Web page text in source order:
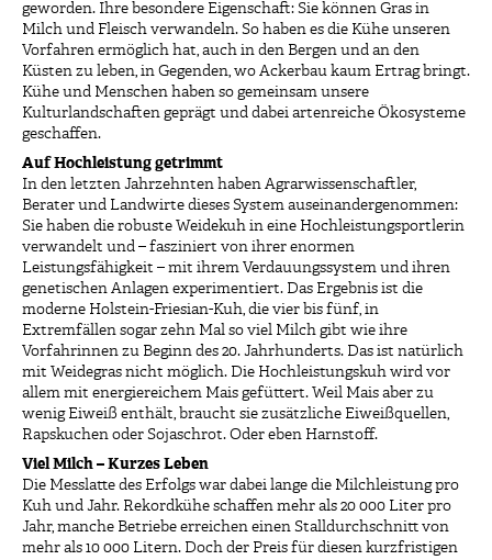
geworden. Ihre besondere Eigenschaft: Sie können Gras in
Milch und Fleisch verwandeln. So haben es die Kühe unseren
Vorfahren ermöglich hat, auch in den Bergen und an den
Küsten zu leben, in Gegenden, wo Ackerbau kaum Ertrag bringt.
Kühe und Menschen haben so gemeinsam unsere
Kulturlandschaften geprägt und dabei artenreiche Ökosysteme
geschaffen.
Auf Hochleistung getrimmt
In den letzten Jahrzehnten haben Agrarwissenschaftler,
Berater und Landwirte dieses System auseinandergenommen:
Sie haben die robuste Weidekuh in eine Hochleistungsportlerin
verwandelt und – fasziniert von ihrer enormen
Leistungsfähigkeit – mit ihrem Verdauungssystem und ihren
genetischen Anlagen experimentiert. Das Ergebnis ist die
moderne Holstein-Friesian-Kuh, die vier bis fünf, in
Extremfällen sogar zehn Mal so viel Milch gibt wie ihre
Vorfahrinnen zu Beginn des 20. Jahrhunderts. Das ist natürlich
mit Weidegras nicht möglich. Die Hochleistungskuh wird vor
allem mit energiereichem Mais gefüttert. Weil Mais aber zu
wenig Eiweiß enthält, braucht sie zusätzliche Eiweißquellen,
Rapskuchen oder Sojaschrot. Oder eben Harnstoff.
Viel Milch – Kurzes Leben
Die Messlatte des Erfolgs war dabei lange die Milchleistung pro
Kuh und Jahr. Rekordkühe schaffen mehr als 20 000 Liter pro
Jahr, manche Betriebe erreichen einen Stalldurchschnitt von
mehr als 10 000 Litern. Doch der Preis für diesen kurzfristigen